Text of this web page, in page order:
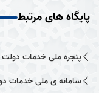
پایگاه های مرتبط
پنجره ملی خدمات
سامانه ی ملی خدمات